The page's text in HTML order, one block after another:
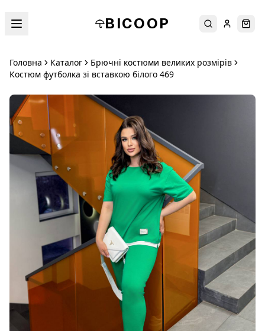
BICOOP ПошукУвійти
Головна Каталог
Брючні костюми великих розмірів
Костюм футболка зі вставкою білого 469